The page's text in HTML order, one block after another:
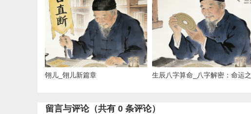
翎儿_翎儿新篇章
生辰八字算命_八字解密：命运之
留言与评论（共有 0 条评论）